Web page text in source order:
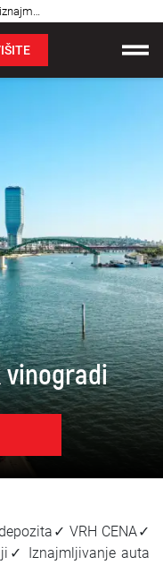
Rent a car Cerak vinogradi bez depozita, iznajmljivanje auta: Bel✓
pitanja
vinogradi
VRH CENA✓
Iznajmljivanje auta